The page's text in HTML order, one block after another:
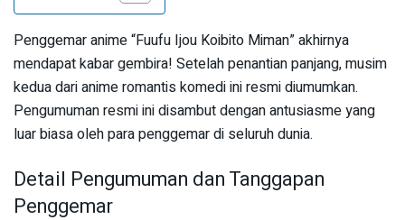
Penggemar anime “Fuufu Ijou Koibito Miman” akhirnya
mendapat kabar gembira! Setelah penantian panjang, musim
kedua dari anime romantis komedi ini resmi diumumkan.
Pengumuman resmi ini disambut dengan antusiasme yang
luar biasa oleh para penggemar di seluruh dunia.
Detail Pengumuman dan Tanggapan
Penggemar